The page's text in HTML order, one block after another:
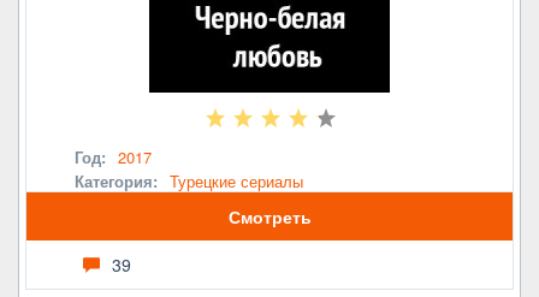
Год: 2017
Категория: Турецкие сериалы
Смотреть
39